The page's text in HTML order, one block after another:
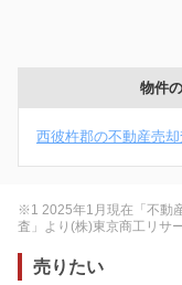
物件
西彼杵郡の不動産売
※1 2025年1月現在「不動
査」より(株)東京商工リサ
売りたい